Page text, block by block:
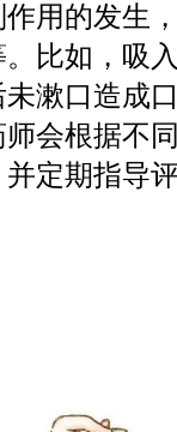
用的发生
比如，吸
漱口造成
会根据不
定期指导评